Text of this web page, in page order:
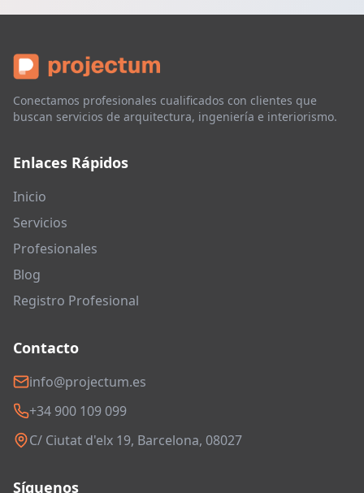
Conectamos profesionales cualificados con clientes que
buscan servicios de arquitectura, ingeniería e interiorismo.
Enlaces Rápidos
Inicio
Servicios
Profesionales
Blog
Registro Profesional
Contacto
info@projectum.es
+34 900 109 099
C/ Ciutat d'elx 19, Barcelona, 08027
Síguenos